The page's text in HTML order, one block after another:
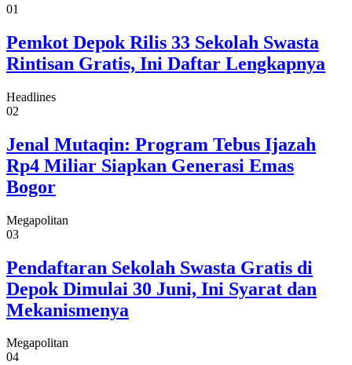
01
Pemkot Depok Rilis 33 Sekolah Swasta
Rintisan Gratis, Ini Daftar Lengkapnya
Headlines
02
Jenal Mutaqin: Program Tebus Ijazah
Rp4 Miliar Siapkan Generasi Emas
Bogor
Megapolitan
03
Pendaftaran Sekolah Swasta Gratis di
Depok Dimulai 30 Juni, Ini Syarat dan
Mekanismenya
Megapolitan
04